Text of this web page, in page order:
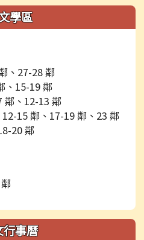
學區
、27-28 鄰
、15-19 鄰
鄰、12-13 鄰
15 鄰、17-19 鄰、23 鄰
20 鄰
行事曆